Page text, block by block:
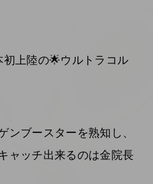
上陸の🌟ウルトラコル
ンブースターを熟知し、
ャッチ出来るのは金院長